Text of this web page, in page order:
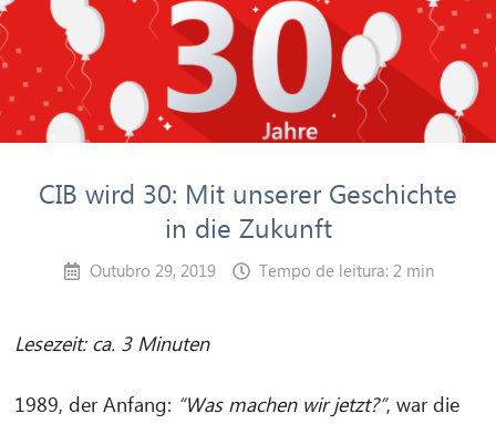
CIB wird 30: Mit unserer Geschichte
in die Zukunft
Outubro 29, 2019 Tempo de leitura: 2 min
Lesezeit: ca. 3 Minuten
1989, der Anfang: “Was machen wir jetzt?”, war die